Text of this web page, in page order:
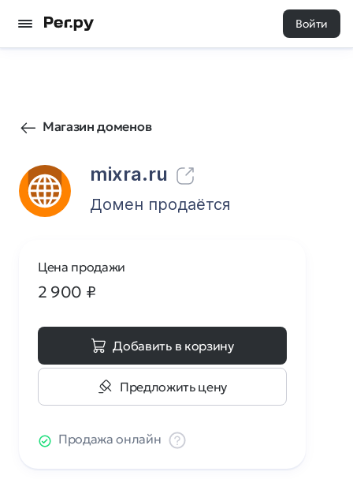
Войти
Магазин доменов
mixra.ru
99 0
Домен продаётся
Цена продажи
2 900 ₽
Добавить в корзину
Предложить цену
Продажа онлайн